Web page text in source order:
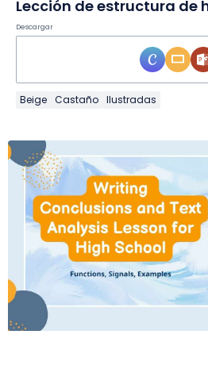
Descargar
Beige Castaño Ilustradas